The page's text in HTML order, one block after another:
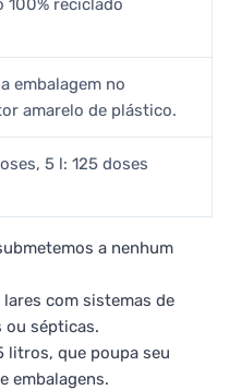
embalagem no
amarelo de plástico.
5 l: 125 doses
a nenhum
com sistemas de
ou sépticas.
litros, que poupa seu
embalagens.